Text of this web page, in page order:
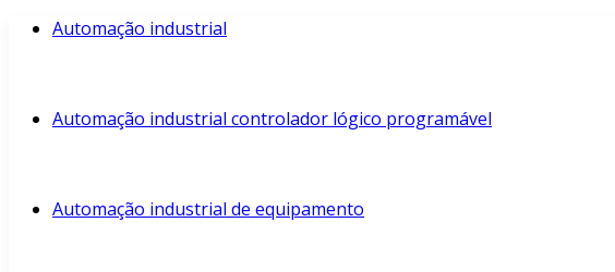
Automação industrial
Automação industrial controlador lógico programável
Automação industrial de equipamento